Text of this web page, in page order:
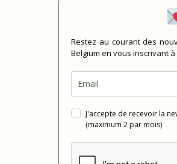
Restez au courant des
Belgium en vous inscrivant
J'accepte de recevoir la
(maximum 2 par mois)